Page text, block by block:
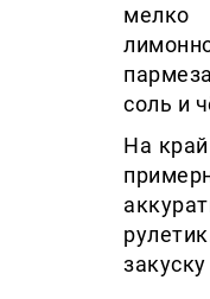
мелко
соль и
На